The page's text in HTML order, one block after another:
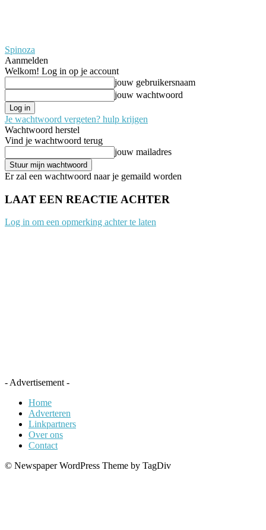
Spinoza
Aanmelden
Welkom! Log in op je account
jouw gebruikersnaam
jouw wachtwoord
Je wachtwoord vergeten? hulp krijgen
Wachtwoord herstel
Vind je wachtwoord terug
jouw mailadres
Er zal een wachtwoord naar je gemaild worden
LAAT EEN REACTIE ACHTER
Log in om een opmerking achter te laten
- Advertisement -
Home
Adverteren
Linkpartners
Over ons
Contact
© Newspaper WordPress Theme by TagDiv